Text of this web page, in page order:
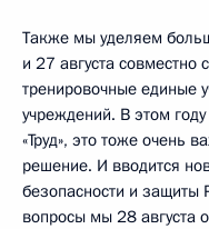
Также мы уделяем
и 27 августа
тренировочные единые
учреждений. В этом
«Труд», это тоже очень
решение. И вводится
безопасности и защиты
вопросы мы 28 августа